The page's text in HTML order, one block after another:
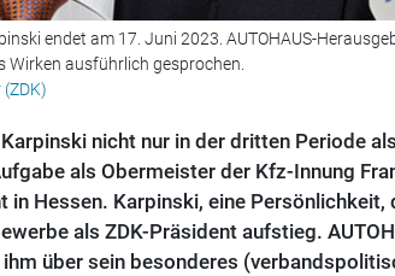
endet am 17. Juni 2023. AUTOHAUS-
ausführlich gesprochen.
nicht nur in der dritten Periode
als Obermeister der Kfz-Innung
Hessen. Karpinski, eine Persönlichkeit,
als ZDK-Präsident aufstieg.
über sein besonderes